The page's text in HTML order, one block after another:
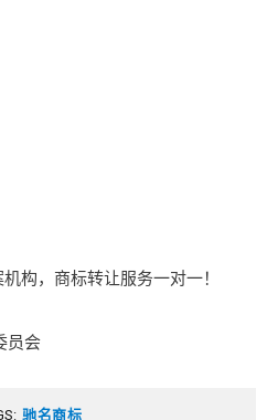
构，商标转让服务一对一！
员会
驰名商标